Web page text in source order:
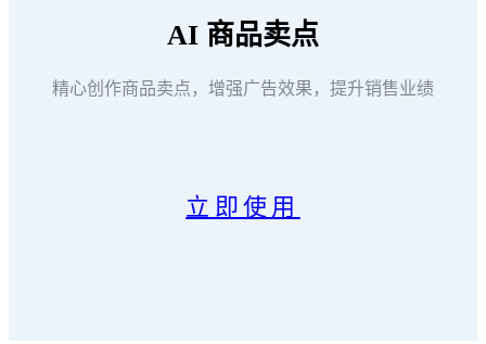
AI 商品卖点
精心创作商品卖点，增强广告效果，提升销售业绩
立即使用